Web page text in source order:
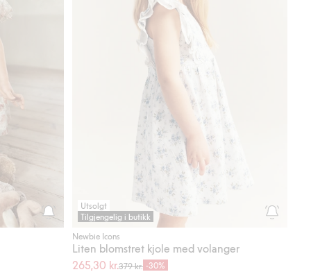
Utsolgt
Tilgjengelig i butikk
Newbie Icons
Liten blomstret kjole med volanger
265,30 kr.379 kr. -30%